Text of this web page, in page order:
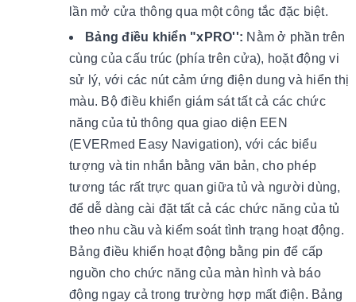
lần mở cửa thông qua một công tắc đặc biệt.
Bảng điều khiển "xPRO'': Nằm ở phần trên
cùng của cấu trúc (phía trên cửa), hoặt động vi
sử lý, với các nút cảm ứng điện dung và hiển thị
màu. Bộ điều khiển giám sát tất cả các chức
năng của tủ thông qua giao diện EEN
(EVERmed Easy Navigation), với các biểu
tượng và tin nhắn bằng văn bản, cho phép
tương tác rất trực quan giữa tủ và người dùng,
để dễ dàng cài đặt tất cả các chức năng của tủ
theo nhu cầu và kiểm soát tình trạng hoạt động.
Bảng điều khiển hoạt động bằng pin để cấp
nguồn cho chức năng của màn hình và báo
động ngay cả trong trường hợp mất điện. Bảng